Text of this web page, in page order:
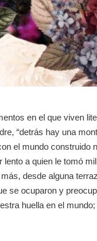
en el que viven
“detrás hay una
el mundo construido
a quien le tomó
desde alguna
se ocuparon y
huella en el